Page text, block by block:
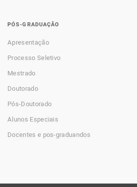
PÓS-GRADUAÇÃO
Apresentação
Processo Seletivo
Mestrado
Doutorado
Pós-Doutorado
Alunos Especiais
Docentes e pos-graduandos